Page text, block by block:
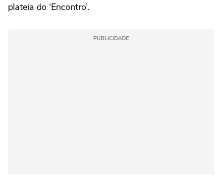
plateia do ‘Encontro’.
PUBLICIDADE